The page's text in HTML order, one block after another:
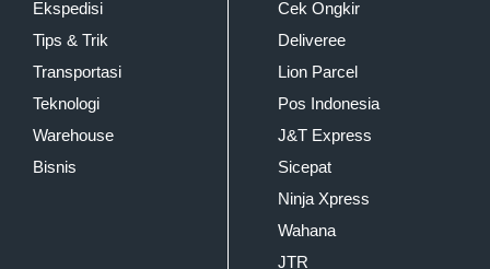
Ekspedisi
Tips & Trik
Transportasi
Teknologi
Warehouse
Bisnis
Cek Ongkir
Deliveree
Lion Parcel
Pos Indonesia
J&T Express
Sicepat
Ninja Xpress
Wahana
JTR